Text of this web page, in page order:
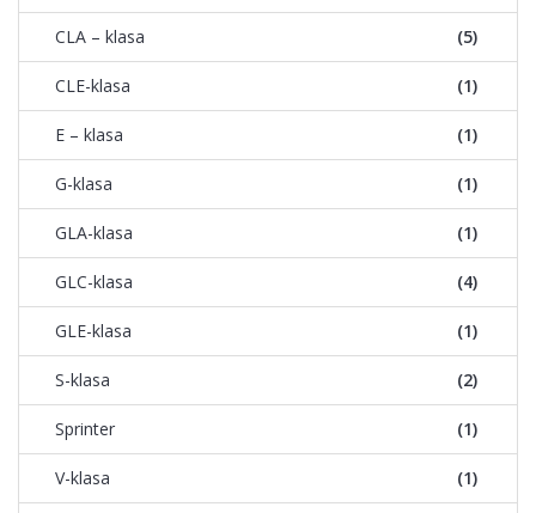
CLA – klasa (5)
CLE-klasa (1)
E – klasa (1)
G-klasa (1)
GLA-klasa (1)
GLC-klasa (4)
GLE-klasa (1)
S-klasa (2)
Sprinter (1)
V-klasa (1)